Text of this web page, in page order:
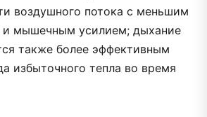
воздушного потока с меньшим
и мышечным усилием; дыхание
также более эффективным
избыточного тепла во время